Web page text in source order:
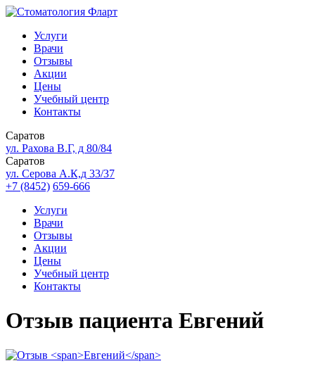
Услуги
Врачи
Отзывы
Акции
Цены
Учебный центр
Контакты
Саратов
ул. Рахова В.Г, д 80/84
Саратов
ул. Серова А.К,д 33/37
+7 (8452) 659-666
Услуги
Врачи
Отзывы
Акции
Цены
Учебный центр
Контакты
Отзыв пациента Евгений